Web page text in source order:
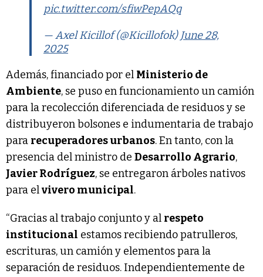
pic.twitter.com/sfiwPepAQq
— Axel Kicillof (@Kicillofok) June 28,
2025
Además, financiado por el Ministerio de
Ambiente, se puso en funcionamiento un camión
para la recolección diferenciada de residuos y se
distribuyeron bolsones e indumentaria de trabajo
para recuperadores urbanos. En tanto, con la
presencia del ministro de Desarrollo Agrario,
Javier Rodríguez, se entregaron árboles nativos
para elvivero municipal.
“Gracias al trabajo conjunto y al respeto
institucional estamos recibiendo patrulleros,
escrituras, un camión y elementos para la
separación de residuos. Independientemente de